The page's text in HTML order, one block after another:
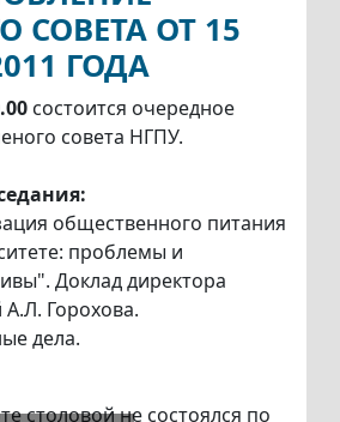
СОВЕТА ОТ 15
ГОДА
состоится очередное
совета НГПУ.
общественного питания
проблемы и
Доклад директора
А.Л. Горохова.
дела.
столовой не состоялся по